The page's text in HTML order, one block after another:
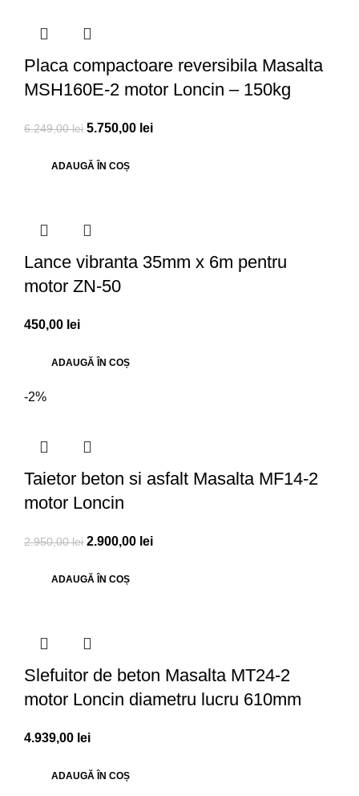
Placa compactoare reversibila Masalta
MSH160E-2 motor Loncin – 150kg
6.249,00lei 5.750,00 lei
ADAUGĂ ÎN COȘ
Lance vibranta 35mm x 6m pentru
motor ZN-50
450,00 lei
ADAUGĂ ÎN COȘ
-2%
Taietor beton si asfalt Masalta MF14-2
motor Loncin
2.950,00lei 2.900,00 lei
ADAUGĂ ÎN COȘ
Slefuitor de beton Masalta MT24-2
motor Loncin diametru lucru 610mm
4.939,00 lei
ADAUGĂ ÎN COȘ